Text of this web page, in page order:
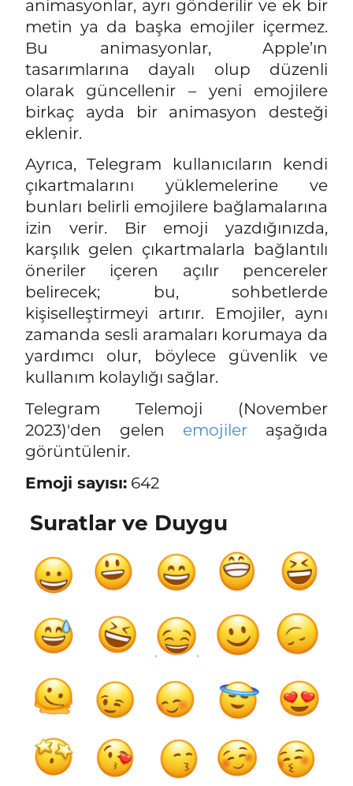
animasyonlar, ayrı gönderilir ve ek bir
metin ya da başka emojiler içermez.
Bu animasyonlar, Apple’ın
tasarımlarına dayalı olup düzenli
olarak güncellenir – yeni emojilere
birkaç ayda bir animasyon desteği
eklenir.
Ayrıca, Telegram kullanıcıların kendi
çıkartmalarını yüklemelerine ve
bunları belirli emojilere bağlamalarına
izin verir. Bir emoji yazdığınızda,
karşılık gelen çıkartmalarla bağlantılı
öneriler içeren açılır pencereler
belirecek; bu, sohbetlerde
kişiselleştirmeyi artırır. Emojiler, aynı
zamanda sesli aramaları korumaya da
yardımcı olur, böylece güvenlik ve
kullanım kolaylığı sağlar.
Telegram Telemoji (November
2023)'den gelen emojiler aşağıda
görüntülenir.
Emoji sayısı:642
Suratlar ve Duygu